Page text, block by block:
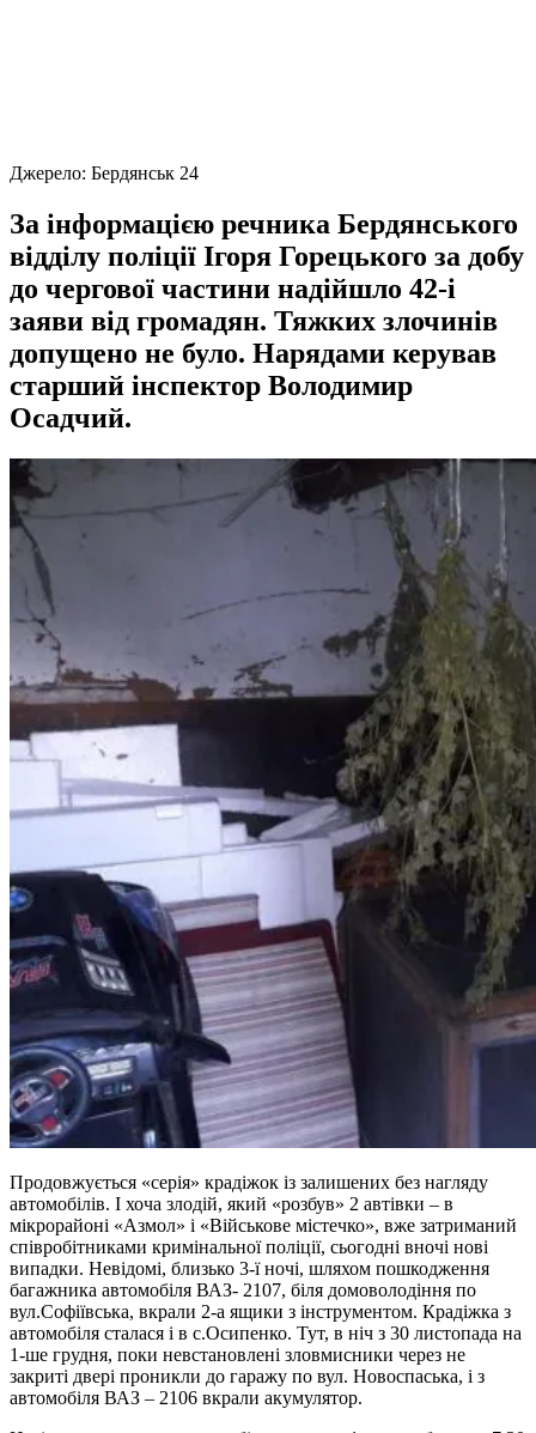
Джерело: Бердянськ 24
За інформацією речника Бердянського
відділу поліції Ігоря Горецького за добу
до чергової частини надійшло 42-і
заяви від громадян. Тяжких злочинів
допущено не було. Нарядами керував
старший інспектор Володимир
Осадчий.
Продовжується «серія» крадіжок із залишених без нагляду
автомобілів. І хоча злодій, який «розбув» 2 автівки – в
мікрорайоні «Азмол» і «Військове містечко», вже затриманий
співробітниками кримінальної поліції, сьогодні вночі нові
випадки. Невідомі, близько 3-ї ночі, шляхом пошкодження
багажника автомобіля ВАЗ- 2107, біля домоволодіння по
вул.Софіївська, вкрали 2-а ящики з інструментом. Крадіжка з
автомобіля сталася і в с.Осипенко. Тут, в ніч з 30 листопада на
1-ше грудня, поки невстановлені зловмисники через не
закриті двері проникли до гаражу по вул. Новоспаська, і з
автомобіля ВАЗ – 2106 вкрали акумулятор.